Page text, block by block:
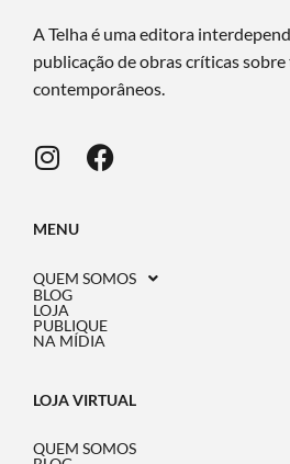
A Telha é uma editora
publicação de obras críticas sobre
contemporâneos.
MENU
QUEM SOMOS
BLOG
LOJA
PUBLIQUE
NA MÍDIA
LOJA VIRTUAL
QUEM SOMOS